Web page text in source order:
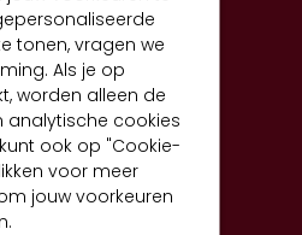
tonen, vragen we
Als je op
worden alleen de
analytische cookies
ook op "Cookie-
voor meer
jouw voorkeuren